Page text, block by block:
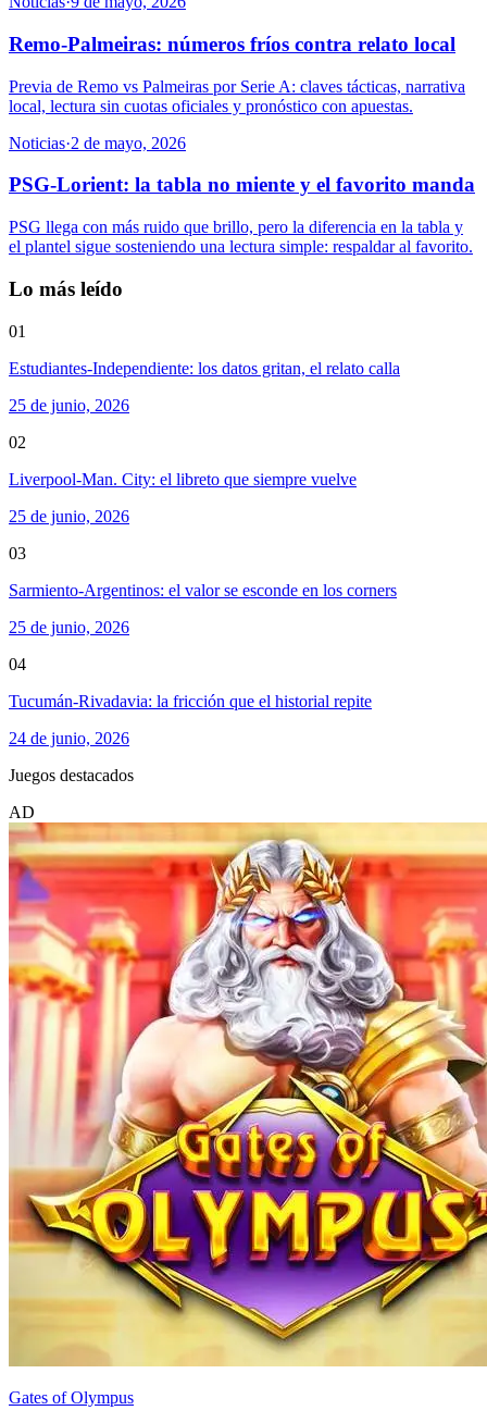
Remo-Palmeiras: números fríos contra relato local
Previa de Remo vs Palmeiras por Serie A: claves tácticas, narrativa
local, lectura sin cuotas oficiales y pronóstico con apuestas.
Noticias·2 de mayo, 2026
PSG-Lorient: la tabla no miente y el favorito manda
PSG llega con más ruido que brillo, pero la diferencia en la tabla y
el plantel sigue sosteniendo una lectura simple: respaldar al favorito.
Lo más leído
01
Estudiantes-Independiente: los datos gritan, el relato calla
25 de junio, 2026
02
Liverpool-Man. City: el libreto que siempre vuelve
25 de junio, 2026
03
Sarmiento-Argentinos: el valor se esconde en los corners
25 de junio, 2026
04
Tucumán-Rivadavia: la fricción que el historial repite
24 de junio, 2026
Juegos destacados
AD
Gates of Olympus